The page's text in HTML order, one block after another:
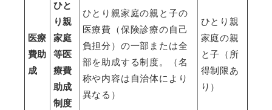
医療
費助
成
ひと
り親
家庭
等医
療費
助成
制度
ひとり親家庭の親と子の
医療費（保険診療の自己
負担分）の一部または全
部を助成する制度。（名
称や内容は自治体により
異なる）
ひとり親
家庭の親
と子（所
得制限あ
り）